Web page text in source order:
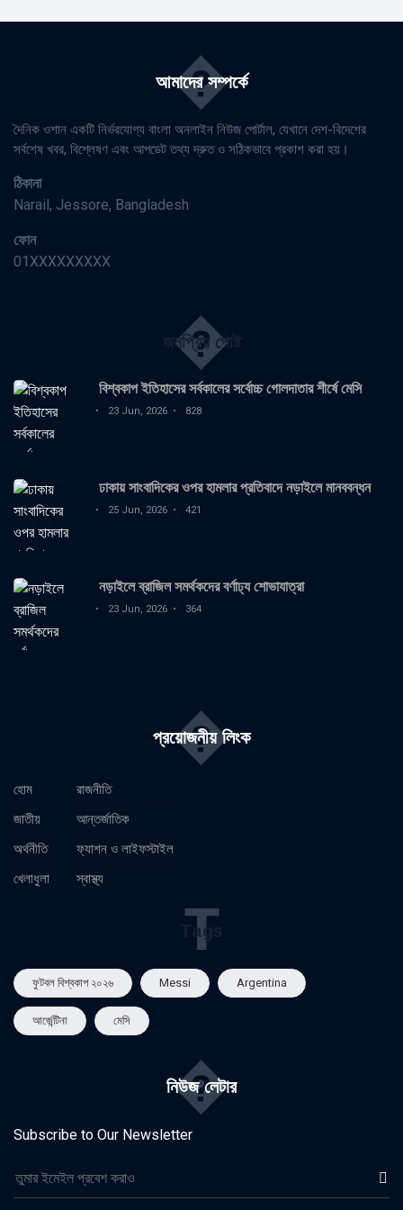
আমাদের সম্পর্কে
�
দৈনিক ওশান একটি নির্ভরযোগ্য বাংলা অনলাইন নিউজ পোর্টাল, যেখানে দেশ-বিদেশের
সর্বশেষ খবর, বিশ্লেষণ এবং আপডেট তথ্য দ্রুত ও সঠিকভাবে প্রকাশ করা হয়।
ঠিকানা
Narail, Jessore, Bangladesh
ফোন
01XXXXXXXXX
জনপ্রিয় পোষ্ট
�
বিশ্বকাপ ইতিহাসের সর্বকালের সর্বোচ্চ গোলদাতার শীর্ষে মেসি
23 Jun, 2026 828
ঢাকায় সাংবাদিকের ওপর হামলার প্রতিবাদে নড়াইলে মানববন্ধন
25 Jun, 2026 421
নড়াইলে ব্রাজিল সমর্থকদের বর্ণাঢ্য শোভাযাত্রা
23 Jun, 2026 364
প্রয়োজনীয় লিংক
�
হোম
জাতীয়
অর্থনীতি
খেলাধুলা
রাজনীতি
আন্তর্জাতিক
ফ্যাশন ও লাইফস্টাইল
স্বাস্থ্য
Tags
T
ফুটবল বিশ্বকাপ ২০২৬ Messi Argentina
আর্জেন্টিনা মেসি
নিউজ লেটার
�
Subscribe to Our Newsletter